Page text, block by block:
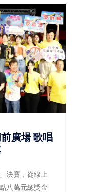
場 歌唱
決賽，從線上
八萬元總獎金